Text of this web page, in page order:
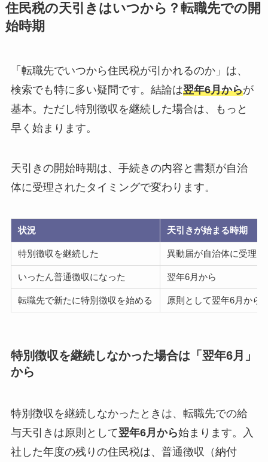
住民税の天引きはいつから？転職先での開
始時期
「転職先でいつから住民税が引かれるのか」は、
検索でも特に多い疑問です。結論は翌年6月からが
基本。ただし特別徴収を継続した場合は、もっと
早く始まります。
天引きの開始時期は、手続きの内容と書類が自治
体に受理されたタイミングで変わります。
状況 天引きが始まる時期
特別徴収を継続した 異動届が自治体に受理
いったん普通徴収になった 翌年6月から
転職先で新たに特別徴収を始める 原則として翌年6月から
特別徴収を継続しなかった場合は「翌年6月」
から
特別徴収を継続しなかったときは、転職先での給
与天引きは原則として翌年6月から始まります。入
社した年度の残りの住民税は、普通徴収（納付